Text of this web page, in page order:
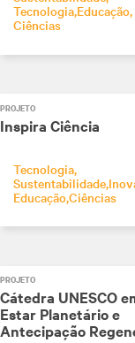
Tecnologia Educação
Ciências
PROJETO
Inspira Ciência
Tecnologia
Sustentabilidade
EducaçãoCiências
PROJETO
Cátedra UNESCO
Estar Planetário e
Antecipação